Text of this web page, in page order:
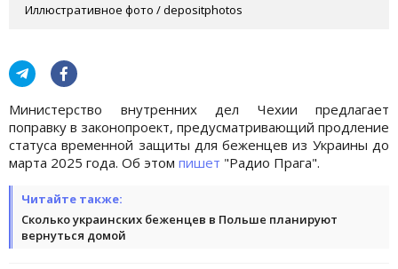
Иллюстративное фото / depositphotos
Министерство внутренних дел Чехии предлагает
поправку в законопроект, предусматривающий продление
статуса временной защиты для беженцев из Украины до
марта 2025 года. Об этом пишет "Радио Прага".
Читайте также:
Сколько украинских беженцев в Польше планируют
вернуться домой